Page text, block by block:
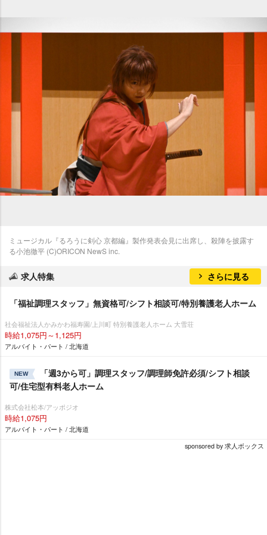
ミュージカル『るろうに剣心 京都編』製作発表会見に出席し、殺陣を披露す
る小池徹平 (C)ORICON NewS inc.
求人特集 さらに見る
「福祉調理スタッフ」無資格可/シフト相談可/特別養護老人ホーム
社会福祉法人かみかわ福寿園/上川町 特別養護老人ホーム 大雪荘
時給1,075円～1,125円
アルバイト・パート / 北海道
NEW
「週3から可」調理スタッフ/調理師免許必須/シフト相談
可/住宅型有料老人ホーム
株式会社松本/アッポジオ
時給1,075円
アルバイト・パート / 北海道
sponsored by 求人ボックス